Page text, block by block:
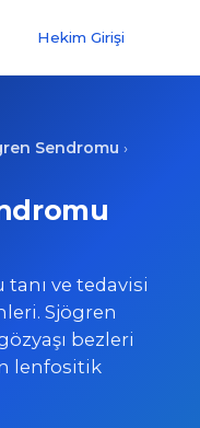
Hekim Girişi
Sendromu ›
ve tedavisi
Sjögren
bezleri
lenfositik